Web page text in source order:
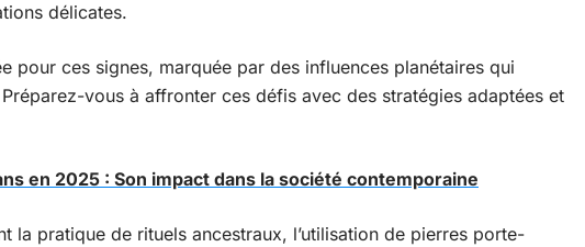
délicates.
pour ces signes, marquée par des influences planétaires qui
vous à affronter ces défis avec des stratégies adaptées et
en 2025 : Son impact dans la société contemporaine
la pratique de rituels ancestraux, l’utilisation de pierres porte-